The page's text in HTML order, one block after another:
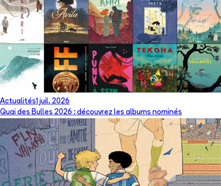
Actualités1 juil. 2026
Quai des Bulles 2026 : découvrez les albums nominés